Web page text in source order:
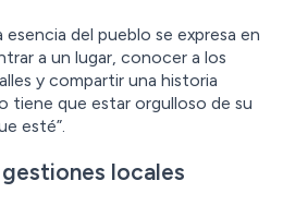
del pueblo se expresa en
a un lugar, conocer a los
y compartir una historia
tiene que estar orgulloso de su
esté”.
locales